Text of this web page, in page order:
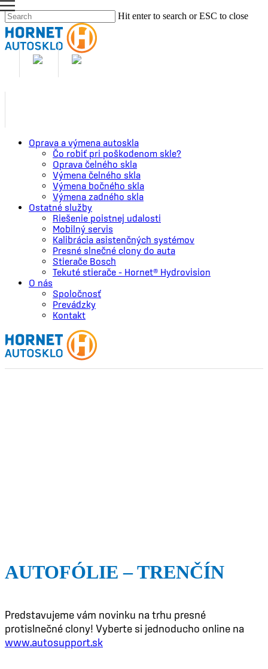
Skip
to
main
content
Hit enter to search or ESC to close
Close
Search
Oprava a výmena autoskla
Čo robiť pri poškodenom skle?
Oprava čelného skla
Výmena čelného skla
Výmena bočného skla
Výmena zadného skla
Ostatné služby
Riešenie poistnej udalosti
Mobilný servis
Kalibrácia asistenčných systémov
Presné slnečné clony do auta
Stierače Bosch
Tekuté stierače – Hornet® Hydrovision
O nás
Spoločnosť
Prevádzky
Kontakt
AUTOFÓLIE – TRENČÍN
Predstavujeme vám novinku na trhu presné
protislnečné clony! Vyberte si jednoducho online na
www.autosupport.sk